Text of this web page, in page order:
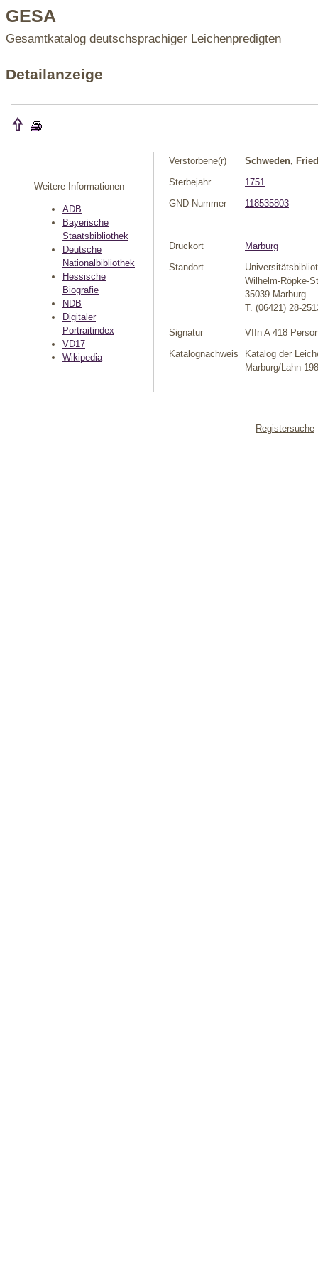
GESA
Gesamtkatalog deutschsprachiger Leichenpredigten
Detailanzeige
Weitere Informationen
ADB
Bayerische
Staatsbibliothek
Deutsche
Nationalbibliothek
Hessische
Biografie
NDB
Digitaler
Portraitindex
VD17
Wikipedia
Verstorbene(r)
Schweden,
Sterbejahr
1751
GND-Nummer
118535803
Druckort
Marburg
Standort
Wilhelm-Röpke-
35039 Marburg
T. (06421) 28-
Signatur
VIIn A 418
Katalognachweis
Katalog der
Marburg/Lahn
Registersuche